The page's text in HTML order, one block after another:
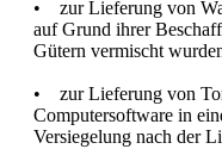
• zur Lieferung von
auf Grund ihrer
Gütern vermischt
• zur Lieferung von
Computersoftware in
Versiegelung nach der